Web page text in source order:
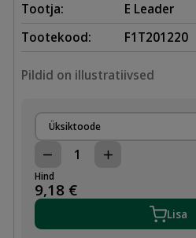
Tootja:
E Leader
Tootekood:
F1T201220
Pildid on illustratiivsed
Üksiktoode
KOLMIK
KEERATAV
20-
1/2"-20
kogus
Hind
9,18 €
Lisa